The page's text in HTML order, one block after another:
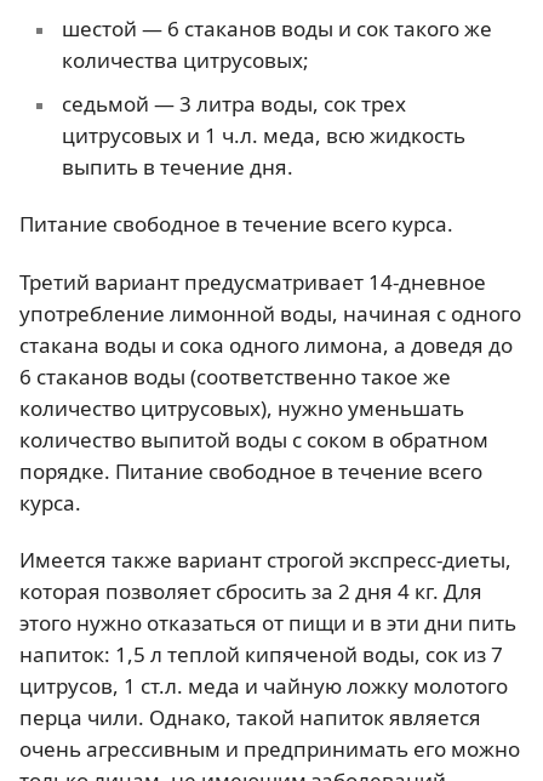
шестой — 6 стаканов воды и сок такого же
количества цитрусовых;
седьмой — 3 литра воды, сок трех
цитрусовых и 1 ч.л. меда, всю жидкость
выпить в течение дня.
Питание свободное в течение всего курса.
Третий вариант предусматривает 14-дневное
употребление лимонной воды, начиная с одного
стакана воды и сока одного лимона, а доведя до
6 стаканов воды (соответственно такое же
количество цитрусовых), нужно уменьшать
количество выпитой воды с соком в обратном
порядке. Питание свободное в течение всего
курса.
Имеется также вариант строгой экспресс-диеты,
которая позволяет сбросить за 2 дня 4 кг. Для
этого нужно отказаться от пищи и в эти дни пить
напиток: 1,5 л теплой кипяченой воды, сок из 7
цитрусов, 1 ст.л. меда и чайную ложку молотого
перца чили. Однако, такой напиток является
очень агрессивным и предпринимать его можно